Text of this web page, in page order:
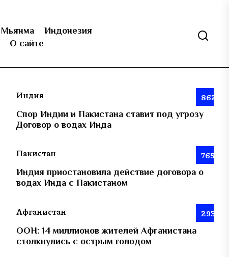
Мьянма
Индонезия
О сайте
Индия 862
Спор Индии и Пакистана ставит под угрозу
Договор о водах Инда
Пакистан 765
Индия приостановила действие договора о
водах Инда с Пакистаном
Афганистан 293
ООН: 14 миллионов жителей Афганистана
столкнулись с острым голодом